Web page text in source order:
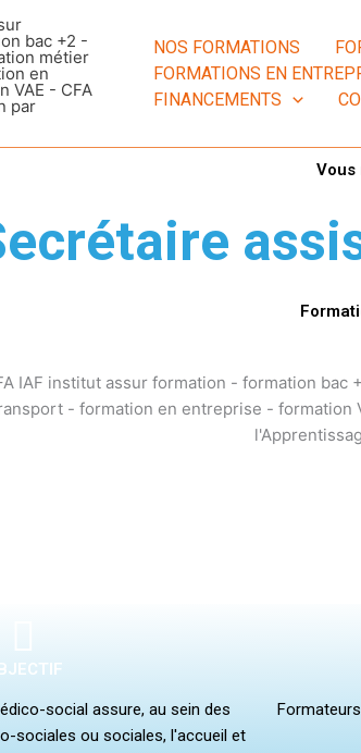
NOS FORMATIONS
FORMATIONS EN
FINANCEMENTS
Vous
social assure, au sein des
sociales ou sociales, l'accueil et